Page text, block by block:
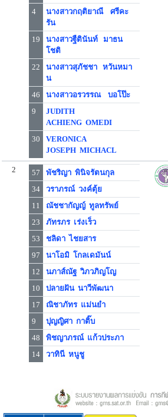
4
นางสาวกฤติยาณี ศรีคะ
รัน
19
นางสาวฐืตินันท์ มาธน
โชติ
22
นางสาวสุภัชชา หวันหมา
น
46
นางสาวอรวรรณ บอโป๊ะ
9
JUDITH
ACHIENG OMEDI
30
VERONICA
JOSEPH MICHACL
2 57
พัชริญา พินิจรัตนกุล
34
วราภรณ์ วงค์ตุ้ย
11
ณัชชากัญญ์ ทูลทรัพย์
23
ภัทรภร เร่งเร็ว
53
ชลิดา ไชยสาร
97
นาโอมิ โกลเดมันน์
12
นภาส์ณัฐ วิภวภิญโญ
10
ปลายฝัน นาวีพัฒนา
17
ณิชาภัทร แม่นยำ
9
ปุญญิศา กาติ๊บ
48
พิชญาภรณ์ แก้วประภา
14
วาทินี หนูชู